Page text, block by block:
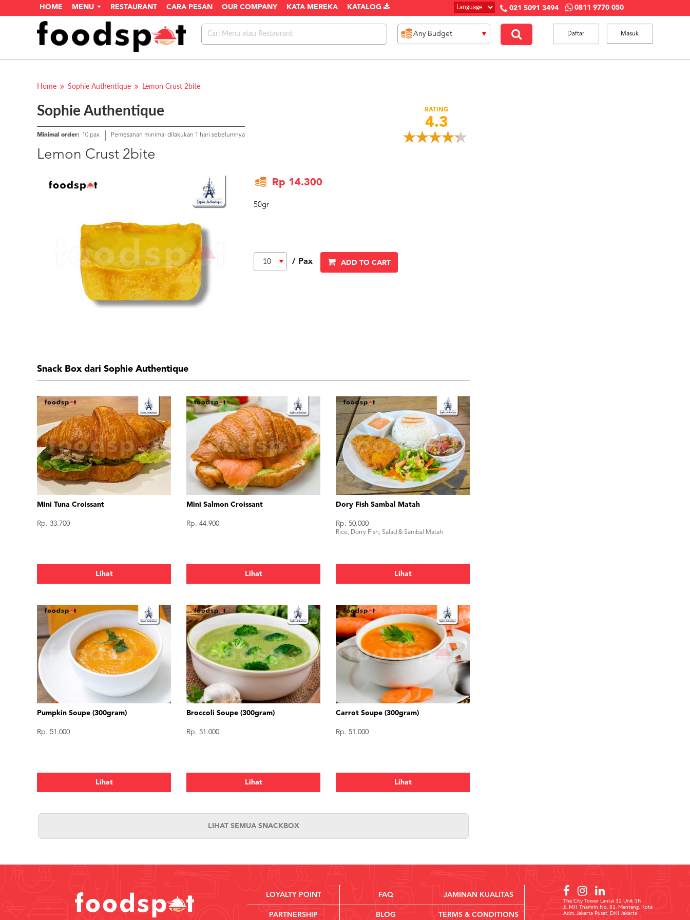
HOME MENU RESTAURANT CARA PESAN OUR COMPANY KATA MEREKA KATALOG 021 5091 3494 0811 9770 050
Masuk
Daftar
Home Sophie Authentique Lemon Crust 2bite
Sophie Authentique
Minimal order: 10 pax Pemesanan minimal dilakukan 1 hari sebelumnya
Lemon Crust 2bite
RATING
4.3
Rp 14.300
50gr
10 / Pax ADD TO CART
Snack Box dari Sophie Authentique
Mini Tuna Croissant
Rp. 33.700
Lihat
Mini Salmon Croissant
Rp. 44.900
Lihat
Dory Fish Sambal Matah
Rp. 50.000
Rice, Dorry Fish, Salad & Sambal Matah
Lihat
Pumpkin Soupe (300gram)
Rp. 51.000
Lihat
Broccoli Soupe (300gram)
Rp. 51.000
Lihat
Carrot Soupe (300gram)
Rp. 51.000
Lihat
LIHAT SEMUA SNACKBOX
LOYALTY POINT FAQ JAMINAN KUALITAS
PARTNERSHIP BLOG TERMS & CONDITIONS
The City Tower Lantai 12 Unit 1N
Jl. MH Thamrin No. 81, Menteng, Kota
Adm. Jakarta Pusat, DKI Jakarta